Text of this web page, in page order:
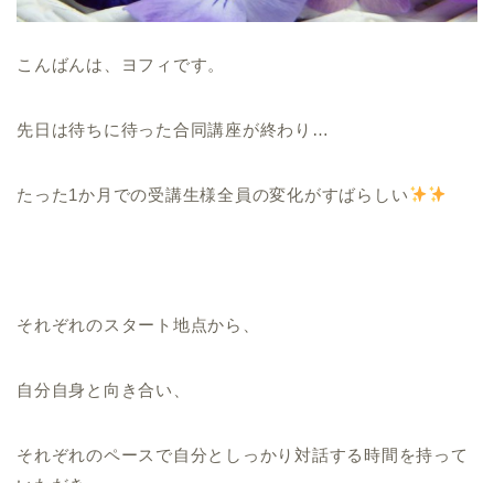
こんばんは、ヨフィです。
先日は待ちに待った合同講座が終わり…
たった1か月での受講生様全員の変化がすばらしい
それぞれのスタート地点から、
自分自身と向き合い、
それぞれのペースで自分としっかり対話する時間を持って